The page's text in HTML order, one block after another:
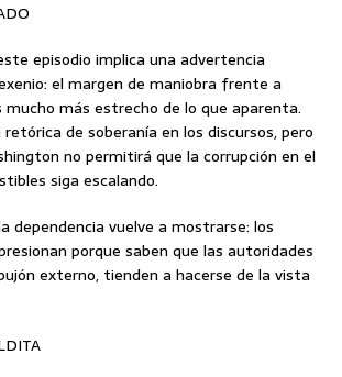
episodio implica una advertencia
el margen de maniobra frente a
mucho más estrecho de lo que aparenta.
de soberanía en los discursos, pero
no permitirá que la corrupción en el
siga escalando.
dependencia vuelve a mostrarse: los
porque saben que las autoridades
externo, tienden a hacerse de la vista